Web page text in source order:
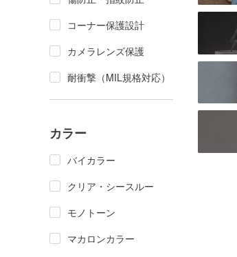
コーナー保護設計
カメラレンズ保護
耐衝撃（MIL規格対応）
カラー
バイカラー
クリア・シースルー
モノトーン
マカロンカラー